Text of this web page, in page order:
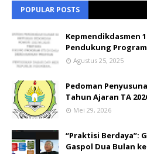
POPULAR POSTS
Kepmendikdasmen
Pendukung
Agustus 25, 2025
Pedoman
Tahun Ajaran TA
Mei 29, 2026
“Praktisi Berdaya”:
Gaspol Dua Bulan